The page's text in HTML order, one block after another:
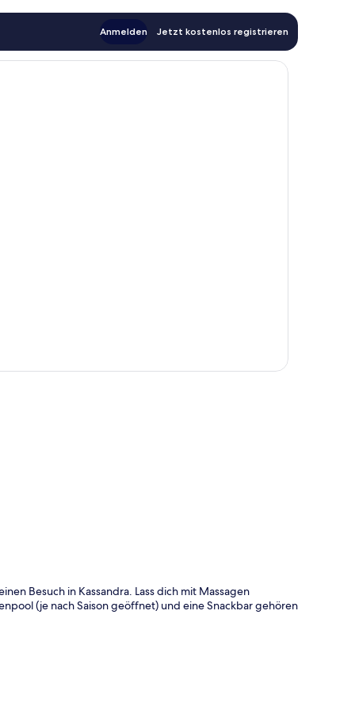
Anmelden Jetzt kostenlos registrieren
Besuch in Kassandra. Lass dich mit Massagen
(je nach Saison geöffnet) und eine Snackbar gehören